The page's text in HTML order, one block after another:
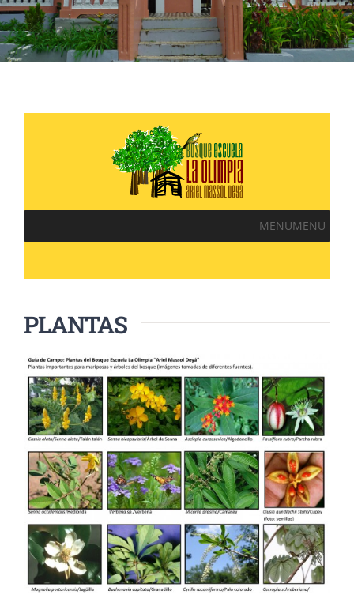
MENUMENU
PLANTAS